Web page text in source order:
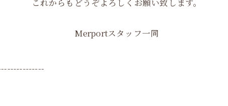
これからもどうぞよろしくお願い致します。
Merportスタッフ一同